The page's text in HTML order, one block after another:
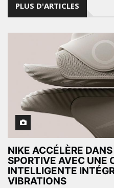
PLUS D'ARTICLES
NIKE ACCÉLÈRE
SPORTIVE AVEC UNE
INTELLIGENTE
VIBRATIONS